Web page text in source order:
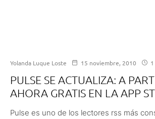
Yolanda Luque Loste 15 noviembre, 2010
PULSE SE ACTUALIZA: A
AHORA GRATIS EN LA APP
Pulse es uno de los lectores rss más